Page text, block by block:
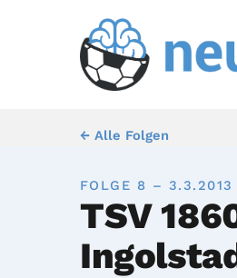
← Alle Folgen
FOLGE 8 – 3.3.2013
TSV